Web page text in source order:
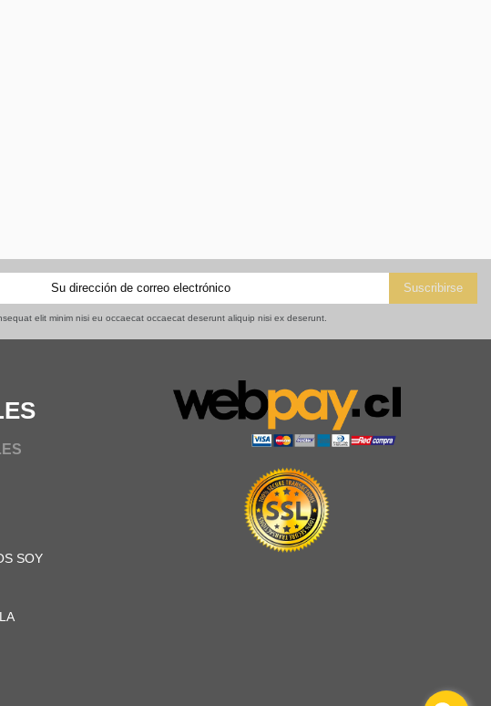
elit minim nisi eu occaecat occaecat deserunt aliquip nisi ex deserunt.
SOY